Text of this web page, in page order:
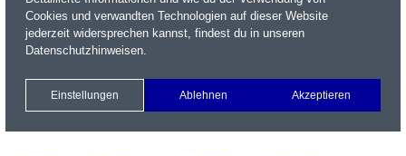
Name / WKN / ISIN / Kürzel
Xetra Realtime
Watchlist Portfolio Login
Cookies und verwandten Technologien auf dieser Website
jederzeit widersprechen kannst, findest du in unseren
Datenschutzhinweisen.
Einstellungen Ablehnen Akzeptieren